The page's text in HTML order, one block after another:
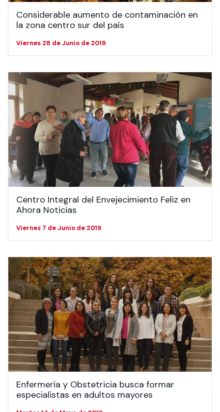
Considerable aumento de contaminación en
la zona centro sur del país
Viernes 28 de Junio de 2019
Centro Integral del Envejecimiento Feliz en
Ahora Noticias
Viernes 7 de Junio de 2019
Enfermería y Obstetricia busca formar
especialistas en adultos mayores